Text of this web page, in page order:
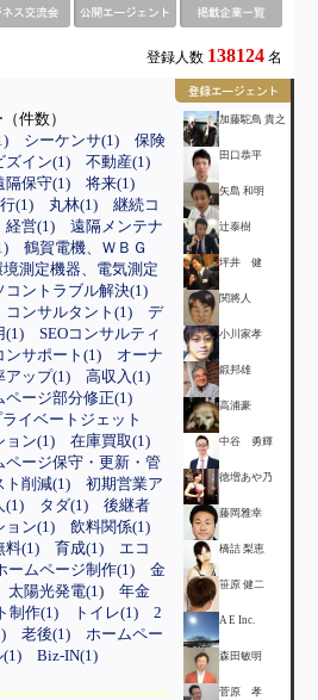
登録人数 138124 名
件数）
シーケンサ(1)
保険
ズイン(1)
不動産(1)
隔保守(1)
将来(1)
(1)
丸林(1)
継続コ
経営(1)
遠隔メンテナ
鶴賀電機、ＷＢＧ
境測定機器、電気測定
コントラブル解決(1)
コンサルタント(1)
デ
(1)
SEOコンサルティ
ンサポート(1)
オーナ
アップ(1)
高収入(1)
ページ部分修正(1)
ライベートジェット
ョン(1)
在庫買取(1)
ページ保守・更新・管
ト削減(1)
初期営業ア
(1) タダ(1)
後継者
ョン(1)
飲料関係(1)
料(1) 育成(1)
エコ
ームページ制作(1)
金
太陽光発電(1)
年金
制作(1) トイレ(1)
2
老後(1)
ホームペー
(1)
Biz-IN(1)
加藤駝鳥 貴之
田口恭平
矢島 和明
辻泰樹
坪井 健
関將人
小川家孝
鍛邦雄
高浦豪
中谷 勇輝
徳増あや乃
藤岡雅幸
橋詰 梨恵
笹原 健二
A E Inc.
森田敏明
菅原 孝